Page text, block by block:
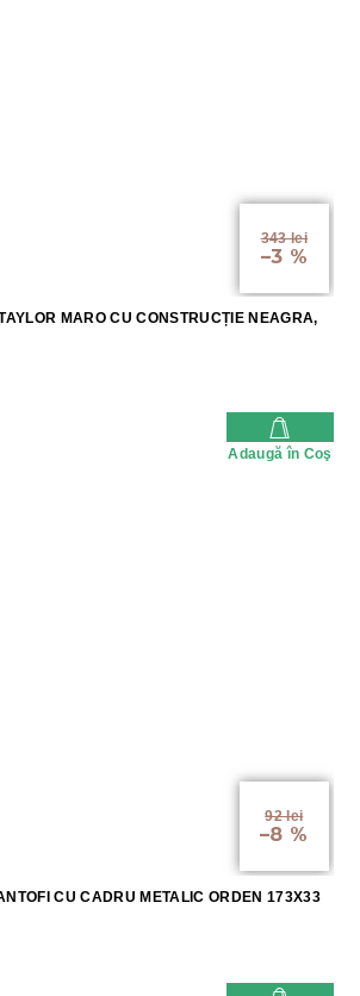
343 lei
–3 %
MARO CU CONSTRUCȚIE NEAGRA,
Adaugă în Coş
92 lei
–8 %
CU CADRU METALIC ORDEN 173X33